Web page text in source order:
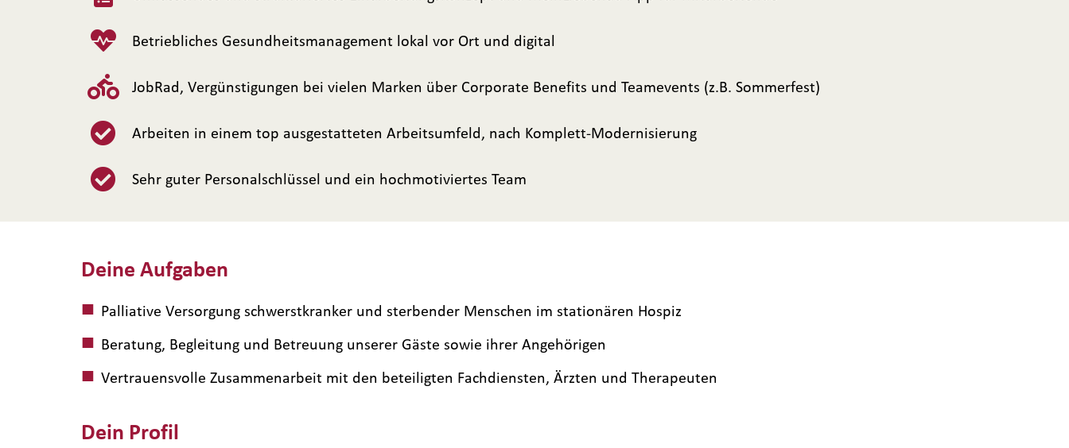
Deine Aufgaben
Palliative Versorgung schwerstkranker und sterbender Menschen im stationären Hospiz
Beratung, Begleitung und Betreuung unserer Gäste sowie ihrer Angehörigen
Vertrauensvolle Zusammenarbeit mit den beteiligten Fachdiensten, Ärzten und Therapeuten
Dein Profil
Betriebliches Gesundheitsmanagement lokal vor Ort und digital
JobRad, Vergünstigungen bei vielen Marken über Corporate Benefits und Teamevents (z.B. Sommerfest)
Arbeiten in einem top ausgestatteten Arbeitsumfeld, nach Komplett-Modernisierung
Sehr guter Personalschlüssel und ein hochmotiviertes Team